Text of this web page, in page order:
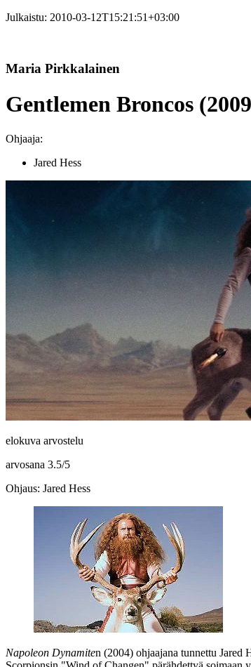
Julkaistu: 2010-03-12T15:21:51+03:00
Maria Pirkkalainen
Gentlemen Broncos
Ohjaaja:
Jared Hess
elokuva arvostelu
arvosana 3.5/5
Ohjaus: Jared Hess
Napoleon Dynamiten (2004) ohjaajana tunnettu Jared